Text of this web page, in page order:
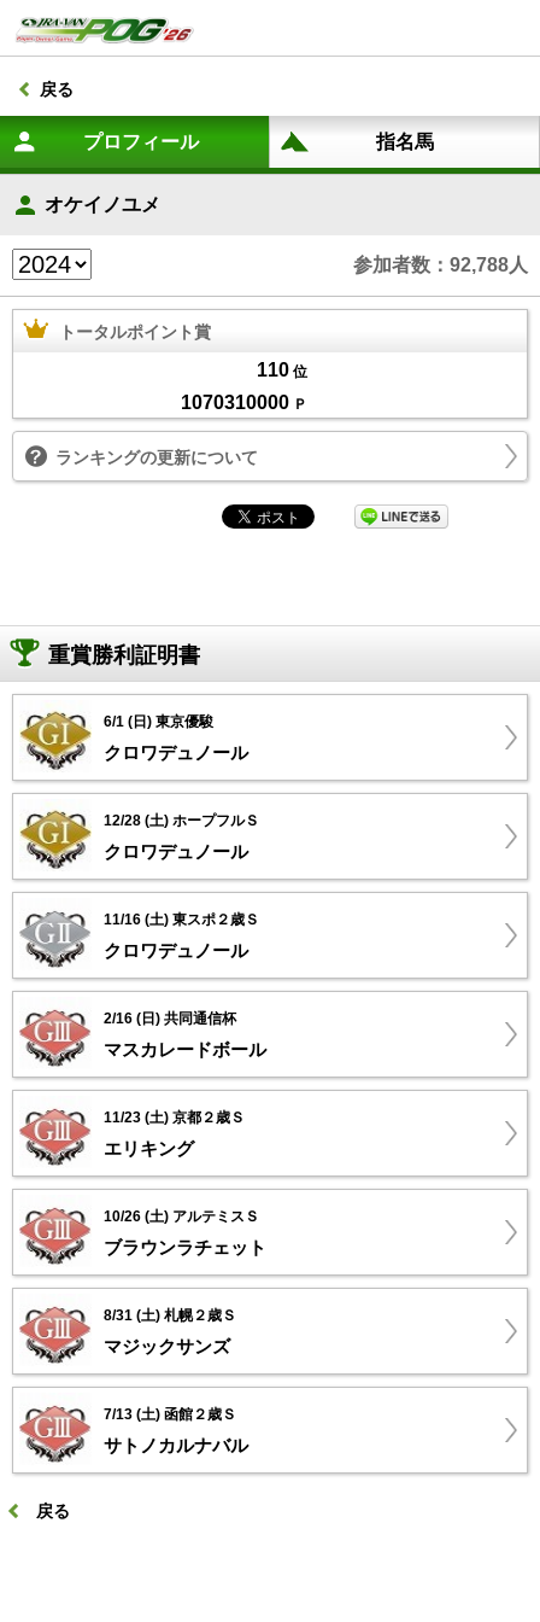
戻る
オケイノユメ
参加者数：92,788人
トータルポイント賞
110 位
1070310000 Ｐ
ランキングの更新について
重賞勝利証明書
6/1 (日) 東京優駿
クロワデュノール
12/28 (土) ホープフルＳ
クロワデュノール
11/16 (土) 東スポ２歳Ｓ
クロワデュノール
2/16 (日) 共同通信杯
マスカレードボール
11/23 (土) 京都２歳Ｓ
エリキング
10/26 (土) アルテミスＳ
ブラウンラチェット
8/31 (土) 札幌２歳Ｓ
マジックサンズ
7/13 (土) 函館２歳Ｓ
サトノカルナバル
戻る